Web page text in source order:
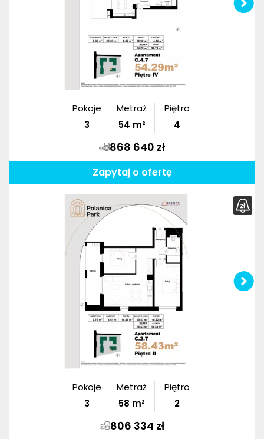
Pokoje
3
Metraż
54 m²
Piętro
4
868 640 zł
Zapytaj o ofertę
Pokoje
3
Metraż
58 m²
Piętro
2
806 334 zł